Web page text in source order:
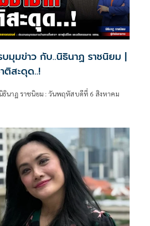
บมุมข่าว กับ..นิธินาฏ ราชนิยม |
ติสะดุด..!
ธินาฏ ราชนิยม : วันพฤหัสบดีที่ 6 สิงหาคม